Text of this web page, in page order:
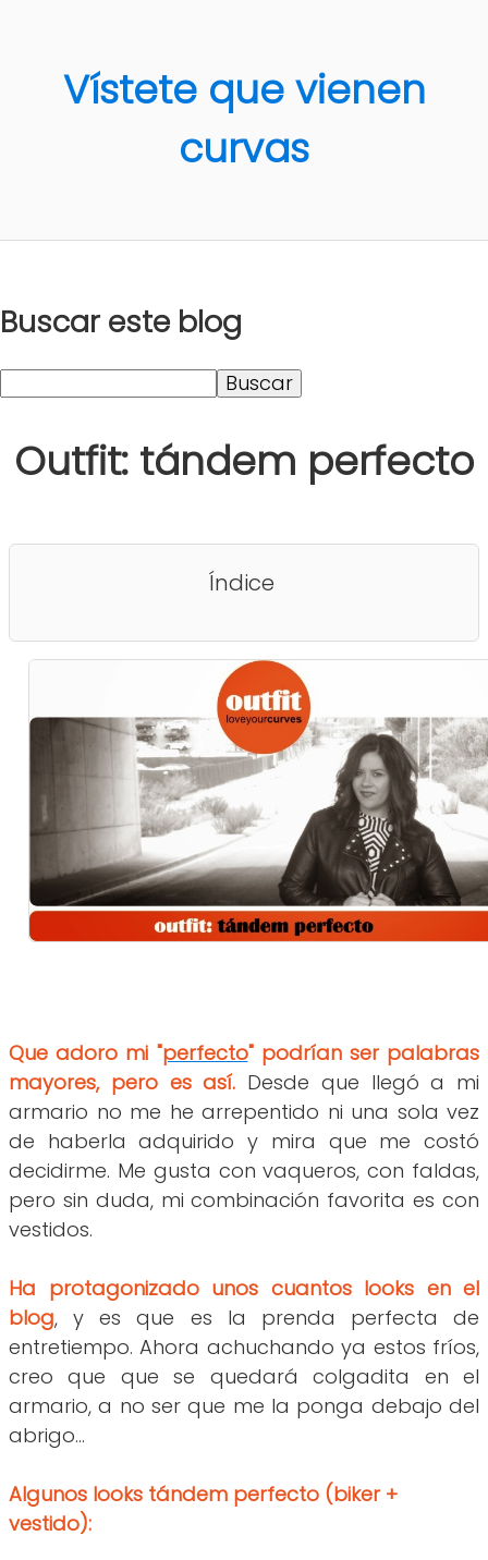
Vístete que vienen
curvas
Buscar este blog
Outfit: tándem perfecto
Índice
Que adoro mi "perfecto" podrían ser palabras
mayores, pero es así. Desde que llegó a mi
armario no me he arrepentido ni una sola vez
de haberla adquirido y mira que me costó
decidirme. Me gusta con vaqueros, con faldas,
pero sin duda, mi combinación favorita es con
vestidos.
Ha protagonizado unos cuantos looks en el
blog, y es que es la prenda perfecta de
entretiempo. Ahora achuchando ya estos fríos,
creo que que se quedará colgadita en el
armario, a no ser que me la ponga debajo del
abrigo...
Algunos looks tándem perfecto (biker +
vestido):